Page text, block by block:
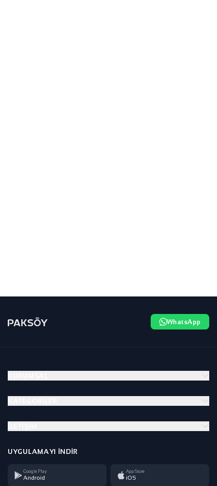
WhatsApp
UYGULAMAYI İNDIR
Google Play
Android
App Store
iOS